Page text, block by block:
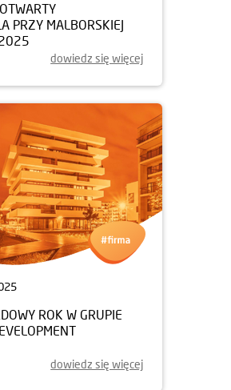
PRZY MALBORSKIEJ
dowiedz się więcej
ROK W GRUPIE
dowiedz się więcej